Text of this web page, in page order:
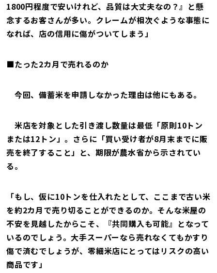
1800円程度で安いけれど、品質は大丈夫なの？』と懸
念するお客さんが多い。クレームが相次ぐような事態に
なれば、店の信用に傷がついてしまう」
■たった2カ月で売れるのか
今回、備蓄米を申請しなかった理由は他にもある。
米店を対象とした引き渡し数量は最低「原則10トン
または12トン」。さらに「買い受け者が8月末までに販
売を終了すること」と、期限が農水省から示されてい
る。
「もし、仮に10トンを仕入れたとして、ここまで古い米
を約2カ月で売り切ることができるのか。そんな米屋の
不安を見越したからこそ、『共同購入も可能』となって
いるのでしょう。大手スーパーなら売れなくてもかすり
傷で済むでしょうが、零細米店にとってはリスクの高い
商品です」